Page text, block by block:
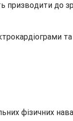
призводити до
фізичних